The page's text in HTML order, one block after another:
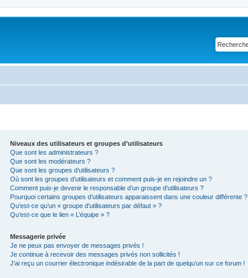
Niveaux des utilisateurs et groupes d’utilisateurs
Que sont les administrateurs ?
Que sont les modérateurs ?
Que sont les groupes d’utilisateurs ?
Où sont les groupes d’utilisateurs et comment puis-je en rejoindre un ?
Comment puis-je devenir le responsable d’un groupe d’utilisateurs ?
Pourquoi certains groupes d’utilisateurs apparaissent dans une couleur différente ?
Qu’est-ce qu’un « groupe d’utilisateurs par défaut » ?
Qu’est-ce que le lien « L’équipe » ?
Messagerie privée
Je ne peux pas envoyer de messages privés !
Je continue à recevoir des messages privés non sollicités !
J’ai reçu un courrier électronique indésirable de la part de quelqu’un sur ce forum !